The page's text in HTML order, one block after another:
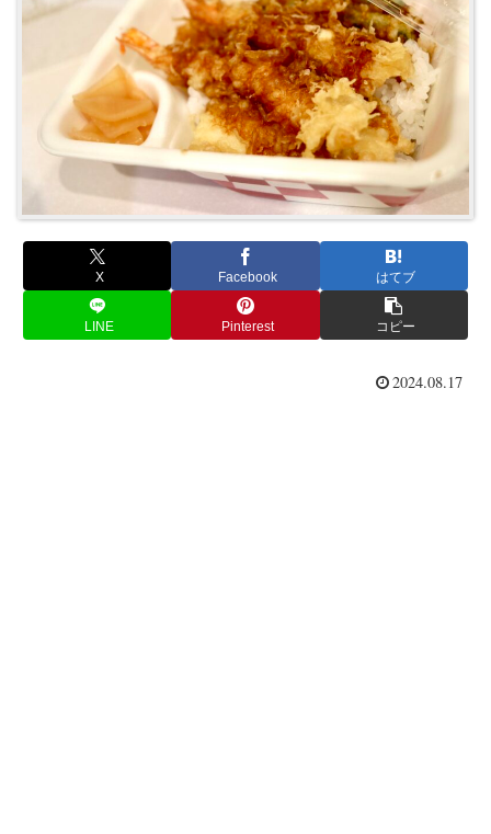
X Facebook はてブ
LINE Pinterest コピー
2024.08.17